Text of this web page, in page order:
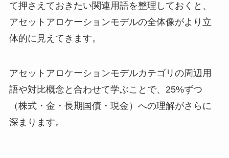
て押さえておきたい関連用語を整理しておくと、
アセットアロケーションモデルの全体像がより立
体的に見えてきます。
アセットアロケーションモデルカテゴリの周辺用
語や対比概念と合わせて学ぶことで、25%ずつ
（株式・金・長期国債・現金）への理解がさらに
深まります。